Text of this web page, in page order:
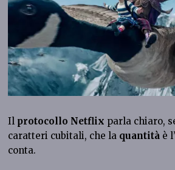
Il protocollo Netflix parla chiaro,
caratteri cubitali, che la quantità è
conta.